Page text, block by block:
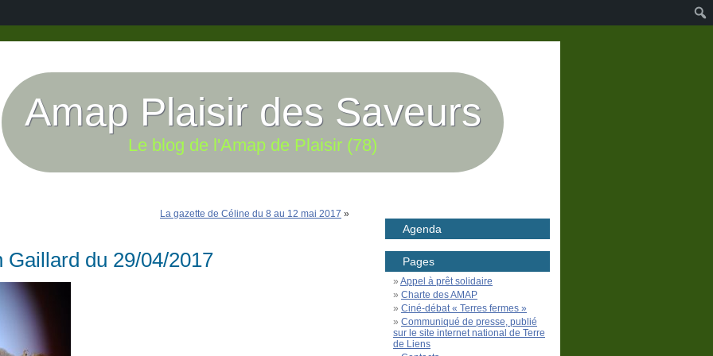
Amap Plaisir des Saveurs
Le blog de l'Amap de Plaisir (78)
La gazette de Céline du 8 au 12 mai 2017 »
du 29/04/2017
Agenda
Pages
Appel à prêt solidaire
Charte des AMAP
Ciné-débat « Terres fermes »
Communiqué de presse, publié
sur le site internet national de Terre
de Liens